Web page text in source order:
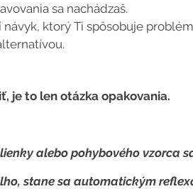
sa nachádzaš.
návyk, ktorý Ti spôsobuje
je to len otázka opakovania.
alebo pohybového vzorca
stane sa automatickým